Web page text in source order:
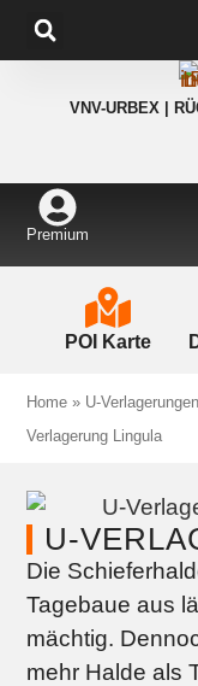
VNV-URBEX |
Premium
POI Karte
Home » U-Verlagerungen
Verlagerung Lingula
U-
Die
Tagebaue aus
mächtig.
mehr Halde als